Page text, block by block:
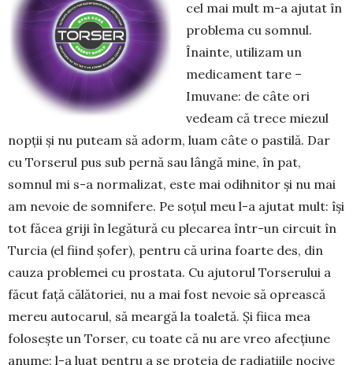
cel mai mult m-a ajutat în
problema cu somnul.
Înainte, utilizam un
medicament tare –
Imuvane: de câte ori
vedeam că trece miezul
nopţii şi nu puteam să adorm, luam câte o pastilă. Dar
cu Torserul pus sub pernă sau lângă mine, în pat,
somnul mi s-a normalizat, este mai odihnitor şi nu mai
am nevoie de somnifere. Pe soţul meu l-a ajutat mult: îşi
tot făcea griji în legătură cu plecarea într-un circuit în
Turcia (el fiind şofer), pentru că urina foarte des, din
cauza problemei cu prostata. Cu ajutorul Torserului a
făcut faţă călătoriei, nu a mai fost nevoie să oprească
mereu autocarul, să meargă la toaletă. Şi fiica mea
foloseşte un Torser, cu toate că nu are vreo afecţiune
anume; l-a luat pentru a se proteja de radiaţiile nocive